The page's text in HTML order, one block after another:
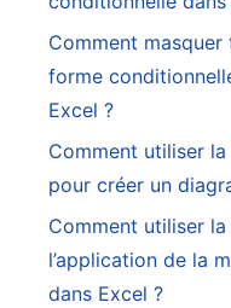
Comment
forme
Excel ?
Comment utiliser
pour créer un
Comment utiliser
l’application de la
dans Excel ?